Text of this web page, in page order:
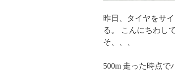
昨日、タイヤをサ
る。 こんにちわし
そ、、、
500m 走った時点で